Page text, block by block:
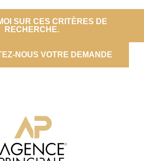
SUR CES CRITÈRES DE
RECHERCHE.
NOUS VOTRE DEMANDE